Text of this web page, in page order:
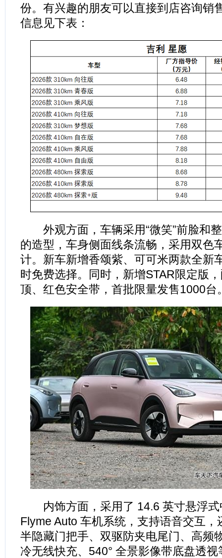
份。有兴趣的朋友可以直接到店咨询销
信息见下表：
外观方面，车辆采用“微笑”前脸和
的造型，车身侧面线条流畅，采用双色
计。新车新增香颂紫、可可米两款全新
时免费选择。同时，新增STAR限定版
顶、红色安全带，首批限量发售1000台
内饰方面，采用了 14.6 英寸悬浮式
Flyme Auto 车机系统，支持语音交互，
半隐藏门把手、双驱防夹电尾门、高频
冷无线快充、540° 全景影像带底盘透